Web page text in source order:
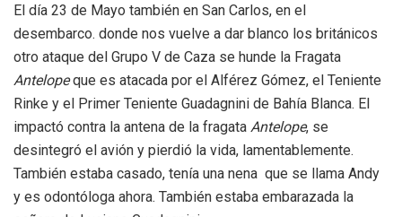
El día 23 de Mayo también en San Carlos, en el
desembarco. donde nos vuelve a dar blanco los británicos
otro ataque del Grupo V de Caza se hunde la Fragata
Antelopeque es atacada por el Alférez Gómez, el Teniente
Rinke y el Primer Teniente Guadagnini de Bahía Blanca. El
impactó contra la antena de la fragata Antelope, se
desintegró el avión y pierdió la vida, lamentablemente.
También estaba casado, tenía una nena que se llama Andy
y es odontóloga ahora. También estaba embarazada la